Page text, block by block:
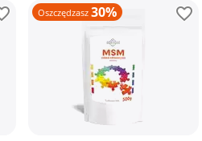
Oszczędzasz 30%